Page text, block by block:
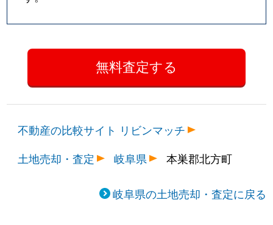
不動産の比較サイト リビンマッチ
土地売却・査定
岐阜県 本巣郡北方町
岐阜県の土地売却・査定に戻る